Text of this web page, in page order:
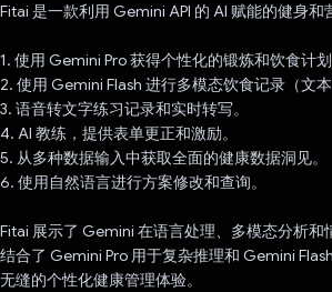
Fitai 是一款利用 Gemini API 的 AI 赋能的健身和
1. 使用 Gemini Pro 获得个性化的锻炼和饮食计划
2. 使用 Gemini Flash 进行多模态饮食记录（文本
3. 语音转文字练习记录和实时转写。
4. AI 教练，提供表单更正和激励。
5. 从多种数据输入中获取全面的健康数据洞见。
6. 使用自然语言进行方案修改和查询。
Fitai 展示了 Gemini 在语言处理、多模态分析和
结合了 Gemini Pro 用于复杂推理和 Gemini
无缝的个性化健康管理体验。